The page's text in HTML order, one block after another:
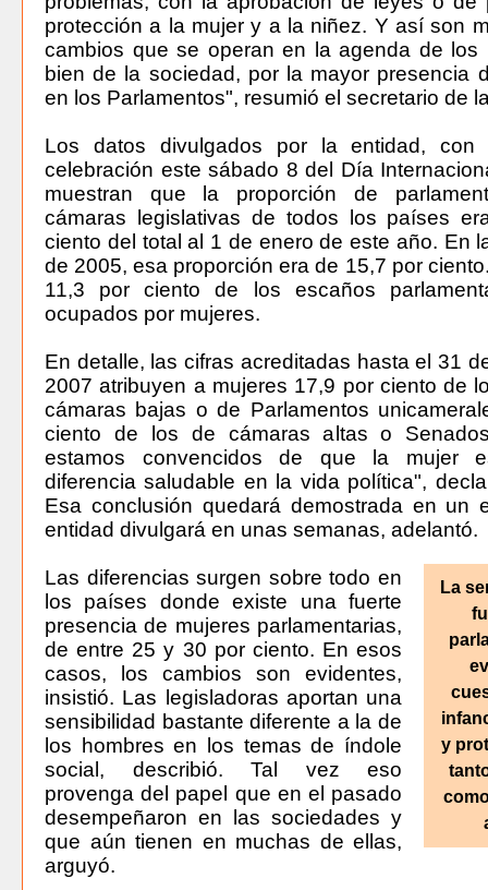
protección a la mujer y a la niñez. Y así son
cambios que se operan en la agenda de los
bien de la sociedad, por la mayor presencia
en los Parlamentos", resumió el secretario de
Los datos divulgados por la entidad,
celebración este sábado 8 del Día
muestran que la proporción de
cámaras legislativas de todos los países
ciento del total al 1 de enero de este año. En
de 2005, esa proporción era de 15,7 por
11,3 por ciento de los escaños
ocupados por mujeres.
En detalle, las cifras acreditadas hasta el 31
2007 atribuyen a mujeres 17,9 por ciento de
cámaras bajas o de Parlamentos
ciento de los de cámaras altas o
estamos convencidos de que la mujer
diferencia saludable en la vida política",
Esa conclusión quedará demostrada en un
entidad divulgará en unas semanas, adelantó.
La
y
Las diferencias surgen sobre todo en
los países donde existe una fuerte
presencia de mujeres parlamentarias,
de entre 25 y 30 por ciento. En esos
casos, los cambios son evidentes,
insistió. Las legisladoras aportan una
sensibilidad bastante diferente a la de
los hombres en los temas de índole
social, describió. Tal vez eso
provenga del papel que en el pasado
desempeñaron en las sociedades y
que aún tienen en muchas de ellas,
arguyó.